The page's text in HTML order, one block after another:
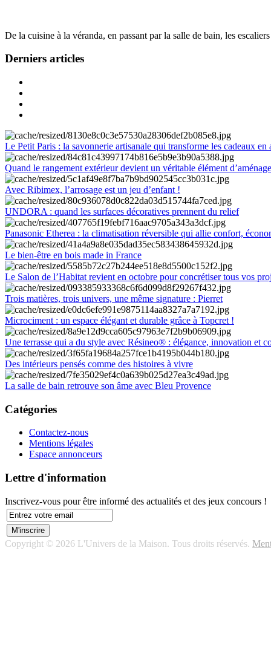
De la cuisine à la véranda, en passant par la salle de bain, les
Derniers articles
Le Petit Paris : la savonnerie artisanale qui transforme les cadeaux en
Quand le rangement extérieur devient un véritable élément
Avec Ribimex, l’arrosage est un jeu d’enfant !
UNDORA : quand les surfaces décoratives prennent du relief
Panasonic Etherea : la climatisation réversible qui allie confort,
Le bien-être en bois made in France
Le Salon de l’Habitat revient en octobre pour concrétiser tous vos
Trois matières, trois univers, une même signature : Pierret
Microciment : un espace élégant et durable grâce à Topcret !
Une terrasse qui a du style avec Résineo® : élégance, innovation et
Des intérieurs pensés comme des histoires à vivre
La salle de bain retrouve son âme avec Bleu Provence
Catégories
Contactez-nous
Mentions légales
Espace annonceurs
Lettre d'information
Inscrivez-vous pour être informé des actualités et des jeux concours !
Copyright © 2026 L'Univers de la Maison. Tous droits réservés.